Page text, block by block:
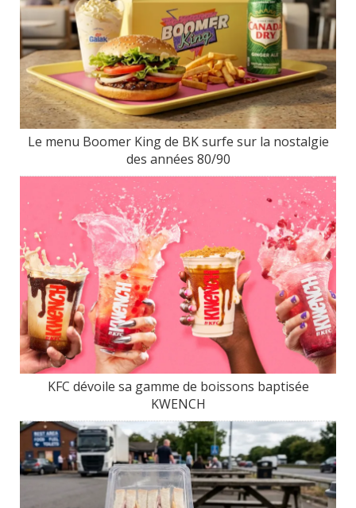
Le menu Boomer King de BK surfe sur la nostalgie
des années 80/90
KFC dévoile sa gamme de boissons baptisée
KWENCH